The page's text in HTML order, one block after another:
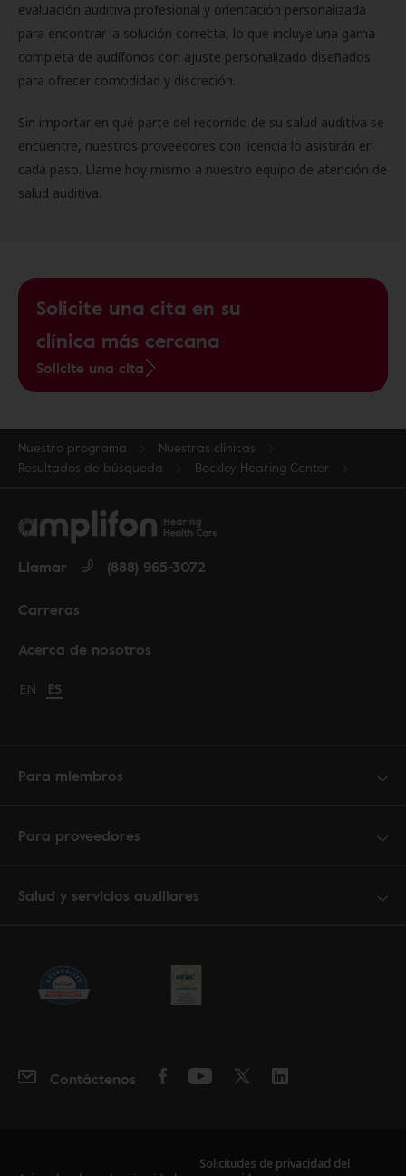
evaluación auditiva profesional y orientación personalizada
para encontrar la solución correcta, lo que incluye una gama
completa de audífonos con ajuste personalizado diseñados
para ofrecer comodidad y discreción.
Sin importar en qué parte del recorrido de su salud auditiva se
encuentre, nuestros proveedores con licencia lo asistirán en
cada paso. Llame hoy mismo a nuestro equipo de atención de
salud auditiva.
Solicite una cita en su
clínica más cercana
Solicite una cita
Nuestro programa
Nuestras clínicas
Resultados de búsqueda
Beckley Hearing Center
Acerca de nosotros
Carreras
Llamar (888) 965-3072
Change language to English
EN Cambiar idioma a español
ES
Para miembros
Para proveedores
Salud y servicios auxiliares
Contáctenos
Solicitudes de privacidad del